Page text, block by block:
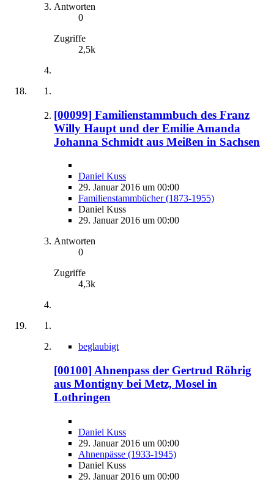
Antworten
0
Zugriffe
2,5k
[00099] Familienstammbuch des Franz
Willy Haupt und der Emilie Amanda
Johanna Schmidt aus Meißen in Sachsen
Daniel Kuss
29. Januar 2016 um 00:00
Familienstammbücher (1873-1955)
Daniel Kuss
29. Januar 2016 um 00:00
Antworten
0
Zugriffe
4,3k
beglaubigt
[00100] Ahnenpass der Gertrud Röhrig
aus Montigny bei Metz, Mosel in
Lothringen
Daniel Kuss
29. Januar 2016 um 00:00
Ahnenpässe (1933-1945)
Daniel Kuss
29. Januar 2016 um 00:00